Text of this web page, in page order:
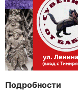
Подробности